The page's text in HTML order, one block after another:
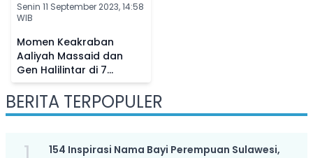
Senin 11 September 2023, 14:58
WIB
Momen Keakraban
Aaliyah Massaid dan
Gen Halilintar di 7
Bulanan Aurel
Hermansyah, Netizen
Bandingkan Sikapnya ke
BERITA TERPOPULER
154 Inspirasi Nama Bayi Perempuan Sulawesi,